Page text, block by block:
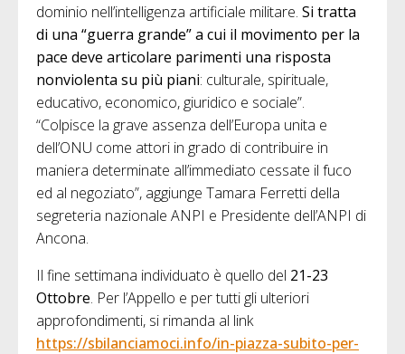
dominio nell’intelligenza artificiale militare. Si tratta
di una “guerra grande” a cui il movimento per la
pace deve articolare parimenti una risposta
nonviolenta su più piani: culturale, spirituale,
educativo, economico, giuridico e sociale”.
“Colpisce la grave assenza dell’Europa unita e
dell’ONU come attori in grado di contribuire in
maniera determinate all’immediato cessate il fuco
ed al negoziato”, aggiunge Tamara Ferretti della
segreteria nazionale ANPI e Presidente dell’ANPI di
Ancona.
Il fine settimana individuato è quello del 21-23
Ottobre. Per l’Appello e per tutti gli ulteriori
approfondimenti, si rimanda al link
https://sbilanciamoci.info/in-piazza-subito-per-